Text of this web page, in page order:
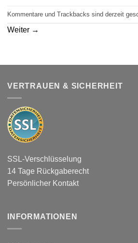
Kommentare und Trackbacks sind derzeit
Weiter →
VERTRAUEN & SICHERHEIT
SSL-Verschlüsselung
14 Tage Rückgaberecht
Persönlicher Kontakt
INFORMATIONEN